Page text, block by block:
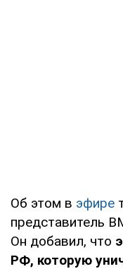
Об этом в эфире
представитель
Он добавил, что
РФ, которую